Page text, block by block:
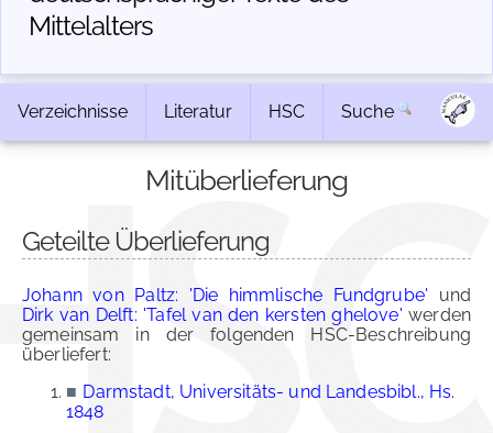
Mittelalters
Verzeichnisse Literatur HSC Suche
Mitüberlieferung
Geteilte Überlieferung
Johann von Paltz: 'Die himmlische Fundgrube' und
Dirk van Delft: 'Tafel van den kersten ghelove' werden
gemeinsam in der folgenden HSC-Beschreibung
überliefert:
■ Darmstadt, Universitäts- und Landesbibl., Hs.
1848